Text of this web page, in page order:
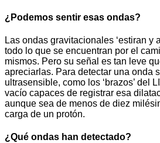
¿Podemos sentir esas ondas?
Las ondas gravitacionales ‘estiran y
todo lo que se encuentran por el
mismos. Pero su señal es tan leve
apreciarlas. Para detectar una onda
ultrasensible, como los ‘brazos’ del
vacío capaces de registrar esa
aunque sea de menos de diez
carga de un protón.
¿Qué ondas han detectado?